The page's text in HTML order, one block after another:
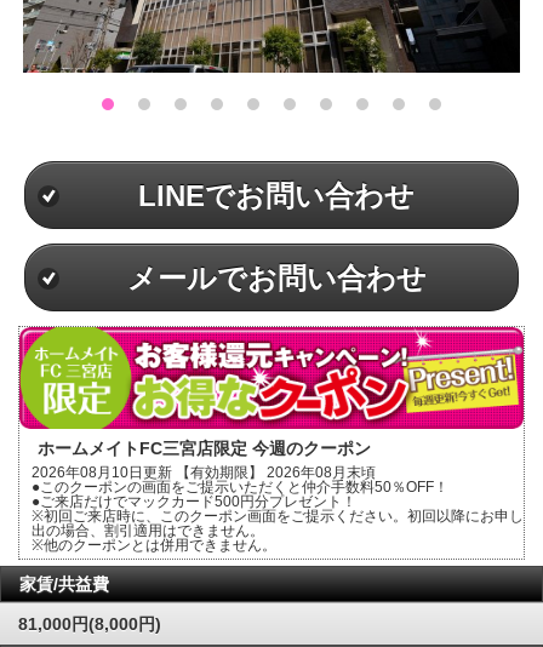
LINEでお問い合わせ
メールでお問い合わせ
ホームメイトFC三宮店限定 今週のクーポン
2026年08月10日更新 【有効期限】 2026年08月末頃
●このクーポンの画面をご提示いただくと仲介手数料50％OFF！
●ご来店だけでマックカード500円分プレゼント！
※初回ご来店時に、このクーポン画面をご提示ください。初回以降にお申し
出の場合、割引適用はできません。
※他のクーポンとは併用できません。
家賃/共益費
81,000円(8,000円)